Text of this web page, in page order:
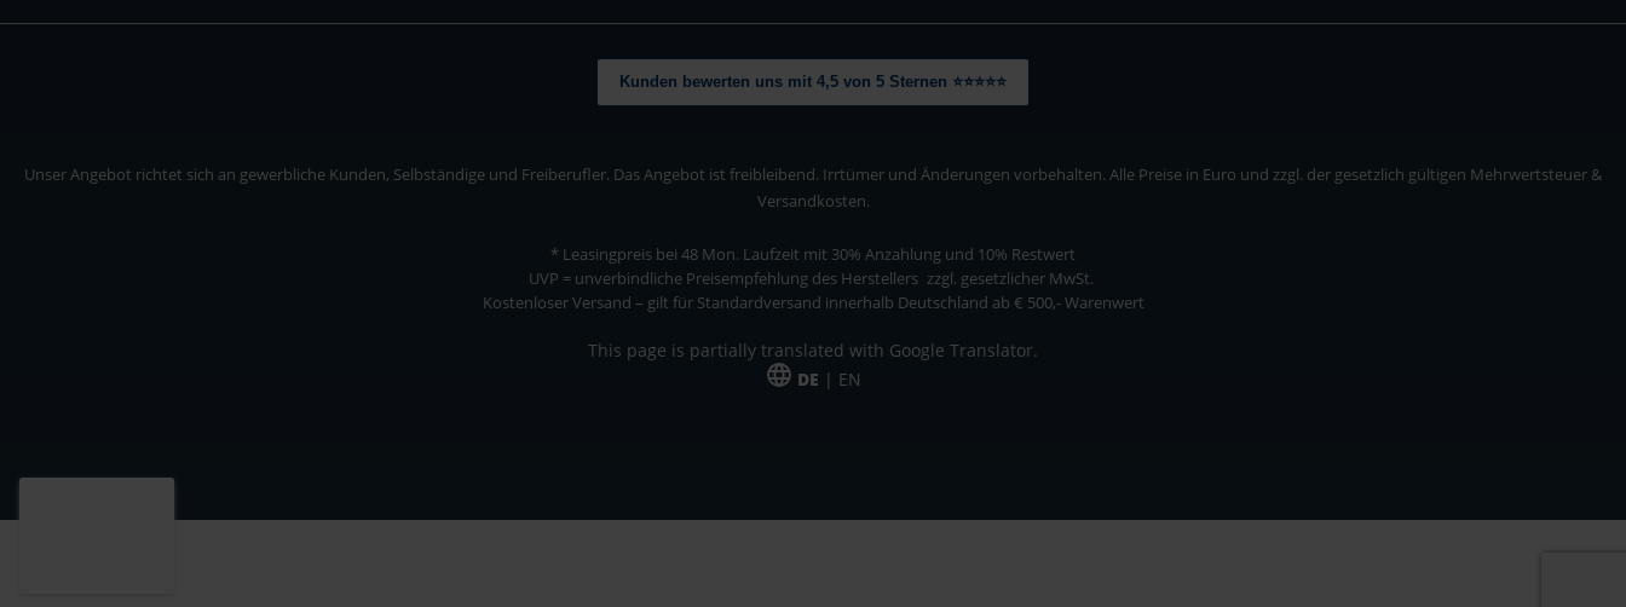
Kunden bewerten uns mit 4,5 von 5 Sternen ⭐⭐⭐⭐⭐
Unser Angebot richtet sich an gewerbliche Kunden, Selbständige und Freiberufler. Das Angebot ist freibleibend. Irrtümer und Änderungen vorbehalten. Alle Preise in Euro und zzgl. der gesetzlich gültigen Mehrwertsteuer &
Versandkosten.
* Leasingpreis bei 48 Mon. Laufzeit mit 30% Anzahlung und 10% Restwert
UVP = unverbindliche Preisempfehlung des Herstellers zzgl. gesetzlicher MwSt.
Kostenloser Versand – gilt für Standardversand innerhalb Deutschland ab € 500,- Warenwert
This page is partially translated with Google Translator.
DE | EN